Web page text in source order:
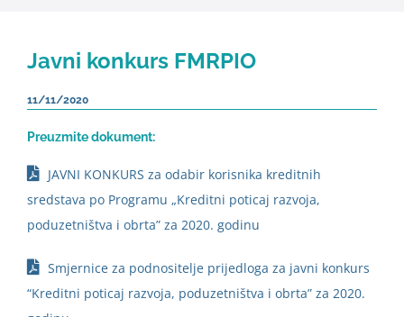
Javni konkurs FMRPIO
11/11/2020
Preuzmite dokument:
JAVNI KONKURS za odabir korisnika kreditnih
sredstava po Programu „Kreditni poticaj razvoja,
poduzetništva i obrta” za 2020. godinu
Smjernice za podnositelje prijedloga za javni konkurs
“Kreditni poticaj razvoja, poduzetništva i obrta” za 2020.